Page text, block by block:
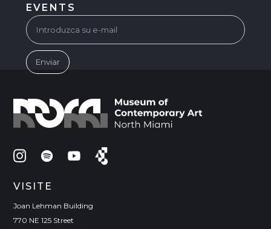
EVENTS
VISITE
Joan Lehman Building
770 NE 125 Street